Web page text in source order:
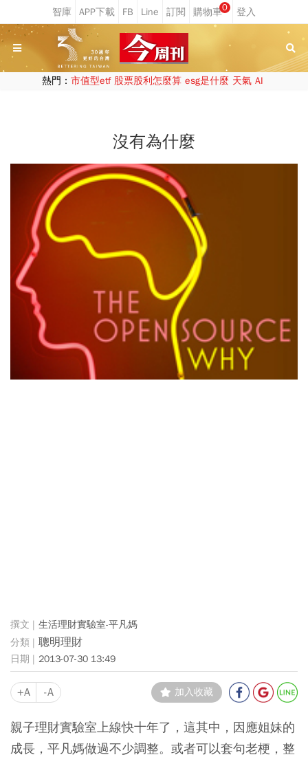
0
熱門： 市值型etf 股票股利怎麼算 esg是什麼 天氣 AI
沒有為什麼
生活理財實驗室-平凡媽
聰明理財
2013-07-30 13:49
+A -A 加入收藏
親子理財實驗室上線快十年了，這其中，因應姐妹的
成長，平凡媽做過不少調整。或者可以套句老梗，整